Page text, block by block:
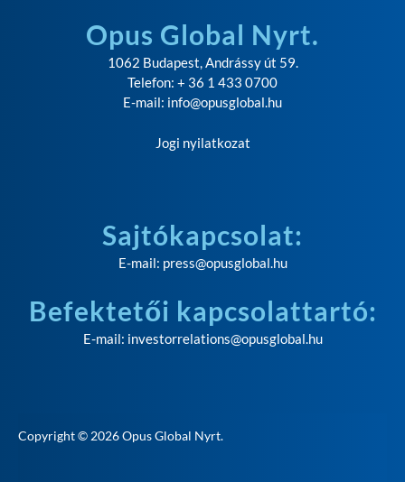
Opus Global Nyrt.
1062 Budapest, Andrássy út 59.
Telefon: + 36 1 433 0700
E-mail: info@opusglobal.hu
Jogi nyilatkozat
Sajtókapcsolat:
E-mail: press@opusglobal.hu
Befektetői kapcsolattartó:
E-mail: investorrelations@opusglobal.hu
Copyright © 2026Opus Global Nyrt.